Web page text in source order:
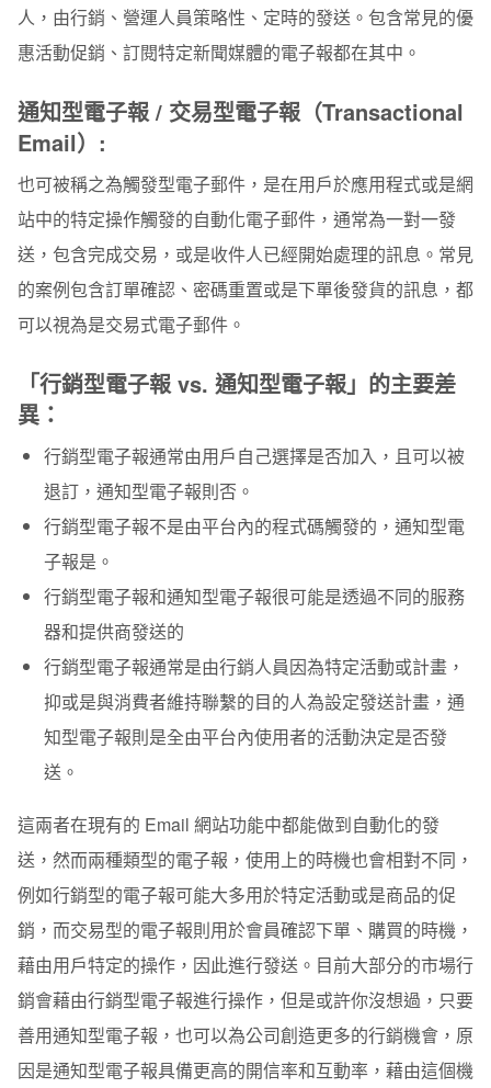
如何在電子豹系統達成自動化行銷？
人，由行銷、營運人員策略性、定時的發送。包含常見的優
惠活動促銷、訂閱特定新聞媒體的電子報都在其中。
通知型電子報 / 交易型電子報（Transactional
Email） :
也可被稱之為觸發型電子郵件，是在用戶於應用程式或是網
站中的特定操作觸發的自動化電子郵件，通常為一對一發
送，包含完成交易，或是收件人已經開始處理的訊息。常見
的案例包含訂單確認、密碼重置或是下單後發貨的訊息，都
可以視為是交易式電子郵件。
「行銷型電子報 vs. 通知型電子報」的主要差
異：
行銷型電子報通常由用戶自己選擇是否加入，且可以被
退訂，通知型電子報則否。
行銷型電子報不是由平台內的程式碼觸發的，通知型電
子報是。
行銷型電子報和通知型電子報很可能是透過不同的服務
器和提供商發送的
行銷型電子報通常是由行銷人員因為特定活動或計畫，
抑或是與消費者維持聯繫的目的人為設定發送計畫，通
知型電子報則是全由平台內使用者的活動決定是否發
送。
這兩者在現有的 Email 網站功能中都能做到自動化的發
送，然而兩種類型的電子報，使用上的時機也會相對不同，
例如行銷型的電子報可能大多用於特定活動或是商品的促
銷，而交易型的電子報則用於會員確認下單、購買的時機，
藉由用戶特定的操作，因此進行發送。目前大部分的市場行
銷會藉由行銷型電子報進行操作，但是或許你沒想過，只要
善用通知型電子報，也可以為公司創造更多的行銷機會，原
因是通知型電子報具備更高的開信率和互動率，藉由這個機